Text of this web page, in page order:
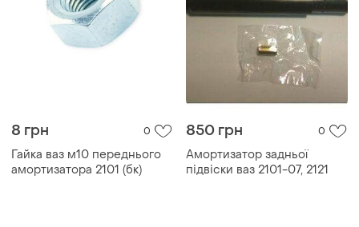
8 грн 0
Гайка ваз м10 переднього
амортизатора 2101 (бк)
850 грн 0
Амортизатор задньої
підвіски ваз 2101-07, 2121